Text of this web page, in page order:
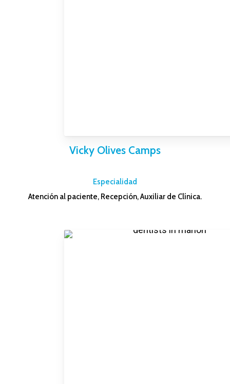
Vicky Olives Camps
Especialidad
Atención al paciente, Recepción, Auxiliar de Clínica.